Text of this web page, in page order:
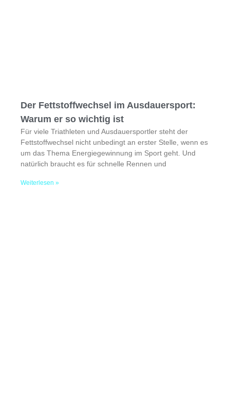
Der Fettstoffwechsel im Ausdauersport:
Warum er so wichtig ist
Für viele Triathleten und Ausdauersportler steht der
Fettstoffwechsel nicht unbedingt an erster Stelle, wenn es
um das Thema Energiegewinnung im Sport geht. Und
natürlich braucht es für schnelle Rennen und
Weiterlesen »